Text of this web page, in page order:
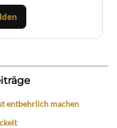
entbehrlich machen